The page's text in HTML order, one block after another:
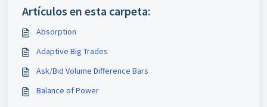
Artículos en esta carpeta:
Absorption
Adaptive Big Trades
Ask/Bid Volume Difference Bars
Balance of Power